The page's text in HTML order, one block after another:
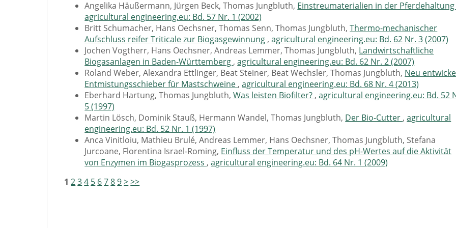
Angelika Häußermann, Jürgen Beck, Thomas Jungbluth, Einstreumaterialien in der Pferdehaltung
agricultural engineering.eu: Bd. 57 Nr. 1 (2002)
Britt Schumacher, Hans Oechsner, Thomas Senn, Thomas Jungbluth,Thermo-mechanischer
Aufschluss reifer Triticale zur Biogasgewinnung ,agricultural engineering.eu: Bd. 62 Nr. 3 (2007)
Jochen Vogtherr, Hans Oechsner, Andreas Lemmer, Thomas Jungbluth, Landwirtschaftliche
Biogasanlagen in Baden-Württemberg ,agricultural engineering.eu: Bd. 62 Nr. 2 (2007)
Roland Weber, Alexandra Ettlinger, Beat Steiner, Beat Wechsler, Thomas Jungbluth, Neu
Entmistungsschieber für Mastschweine ,agricultural engineering.eu: Bd. 68 Nr. 4 (2013)
Eberhard Hartung, Thomas Jungbluth,Was leisten Biofilter? ,agricultural engineering.eu: Bd. 52
5 (1997)
Martin Lösch, Dominik Stauß, Hermann Wandel, Thomas Jungbluth, Der Bio-Cutter ,agricultural
engineering.eu: Bd. 52 Nr. 1 (1997)
Anca Vinitloiu, Mathieu Brulé, Andreas Lemmer, Hans Oechsner, Thomas Jungbluth, Stefana
Jurcoane, Florentina Israel-Roming, Einfluss der Temperatur und des pH-Wertes auf die Aktivität
von Enzymen im Biogasprozess ,agricultural engineering.eu: Bd. 64 Nr. 1 (2009)
1 234 5 6789>>>